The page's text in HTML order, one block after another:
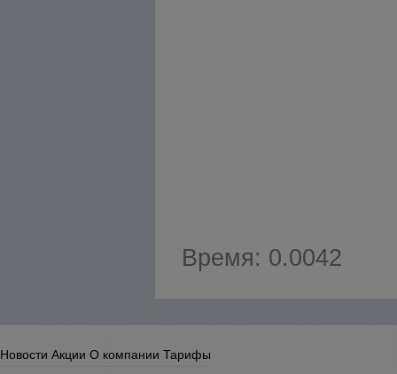
Время: 0.0042
Новости Акции О компании Тарифы